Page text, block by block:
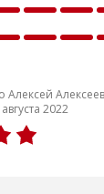
2022